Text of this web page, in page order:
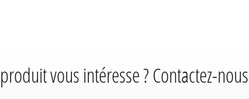
vous intéresse ? Contactez-